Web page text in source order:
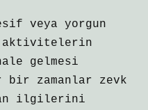
veya yorgun
aktivitelerin
gelmesi
bir zamanlar zevk
ilgilerini